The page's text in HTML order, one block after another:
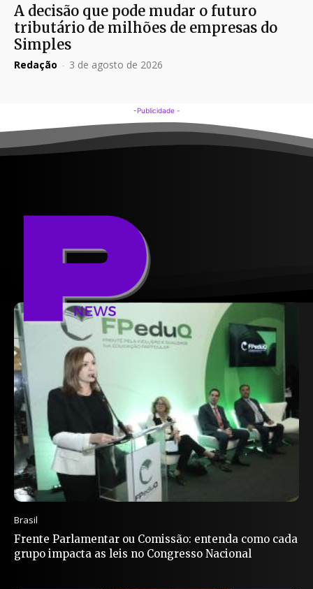
A decisão que pode mudar o futuro
tributário de milhões de empresas do
Simples
Redação - 3 de agosto de 2026
-Publicidade -
Brasil
Frente Parlamentar ou Comissão: entenda como cada
grupo impacta as leis no Congresso Nacional